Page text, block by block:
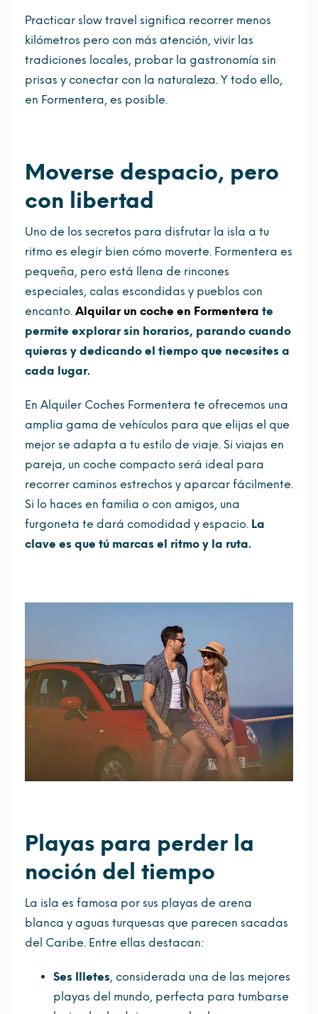
Practicar slow travel significa recorrer menos
kilómetros pero con más atención, vivir las
tradiciones locales, probar la gastronomía sin
prisas y conectar con la naturaleza. Y todo ello,
en Formentera, es posible.
Moverse despacio, pero
con libertad
Uno de los secretos para disfrutar la isla a tu
ritmo es elegir bien cómo moverte. Formentera es
pequeña, pero está llena de rincones
especiales, calas escondidas y pueblos con
encanto. Alquilar un coche en Formentera te
permite explorar sin horarios, parando cuando
quieras y dedicando el tiempo que necesites a
cada lugar.
En Alquiler Coches Formentera te ofrecemos una
amplia gama de vehículos para que elijas el que
mejor se adapta a tu estilo de viaje. Si viajas en
pareja, un coche compacto será ideal para
recorrer caminos estrechos y aparcar fácilmente.
Si lo haces en familia o con amigos, una
furgoneta te dará comodidad y espacio. La
clave es que tú marcas el ritmo y la ruta.
Playas para perder la
noción del tiempo
La isla es famosa por sus playas de arena
blanca y aguas turquesas que parecen sacadas
del Caribe. Entre ellas destacan:
Ses Illetes, considerada una de las mejores
playas del mundo, perfecta para tumbarse